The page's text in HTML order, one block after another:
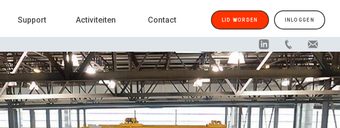
LID WORDEN INLOGGEN
Support Activiteiten Contact